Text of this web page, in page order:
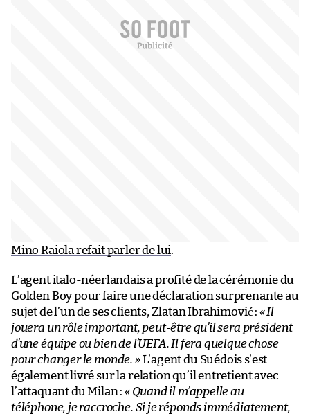
Mino Raiola refait parler de lui.
L’agent italo-néerlandais a profité de la cérémonie du
Golden Boy pour faire une déclaration surprenante au
sujet de l’un de ses clients, Zlatan Ibrahimović : « Il
jouera un rôle important, peut-être qu’il sera président
d’une équipe ou bien de l’UEFA. Il fera quelque chose
pour changer le monde. »L’agent du Suédois s’est
également livré sur la relation qu’il entretient avec
l’attaquant du Milan : « Quand il m’appelle au
téléphone, je raccroche. Si je réponds immédiatement,